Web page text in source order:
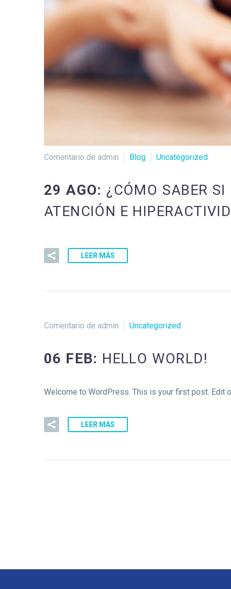
Comentario de admin Blog Uncategorized
29 AGO: ¿CÓMO SABER
ATENCIÓN E
LEER MÁS
Comentario de admin Uncategorized
06 FEB: HELLO WORLD!
Welcome to WordPress. This is your first post. Edit
LEER MÁS